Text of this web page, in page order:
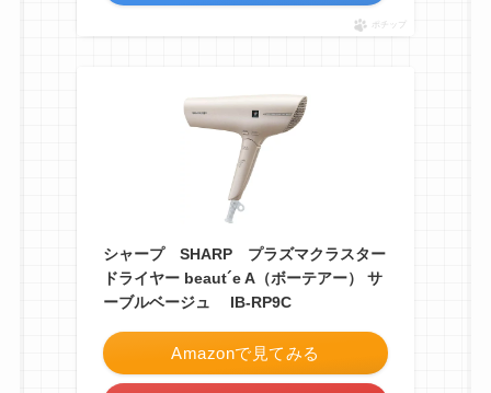
ポチップ
シャープ SHARP プラズマクラスター
ドライヤー beaut´e A（ボーテアー） サ
ーブルベージュ IB-RP9C
Amazonで見てみる